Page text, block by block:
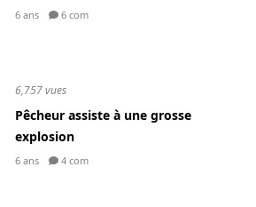
6 ans 6 com
6,757 vues
Pêcheur assiste à une grosse
explosion
6 ans 4 com